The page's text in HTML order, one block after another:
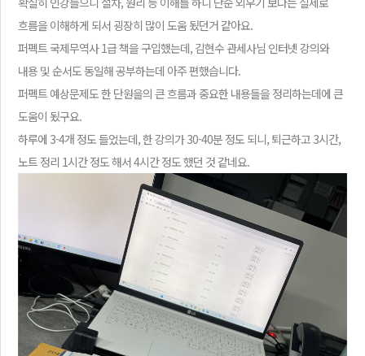
흐름을 이해하게 되서 굉장히 많이 도움 됬던거 같아요.
퍼펙트 국제무역사 1급 책을 구입했는데, 김현수 관세사님 인터넷 강의와
내용 및 순서도 동일해 공부하는데 아주 편했습니다.
퍼펙트 예상문제도 한 단원을의 큰 흐름과 중요한 내용들을 정리하는데에 큰
도움이 됬구요.
하루에 3-4개 정도 들었는데, 한 강의가 30-40분 정도 되니, 퇴근하고 3시간,
노트 정리 1시간 정도 해서 4시간 정도 했던 것 같네요.